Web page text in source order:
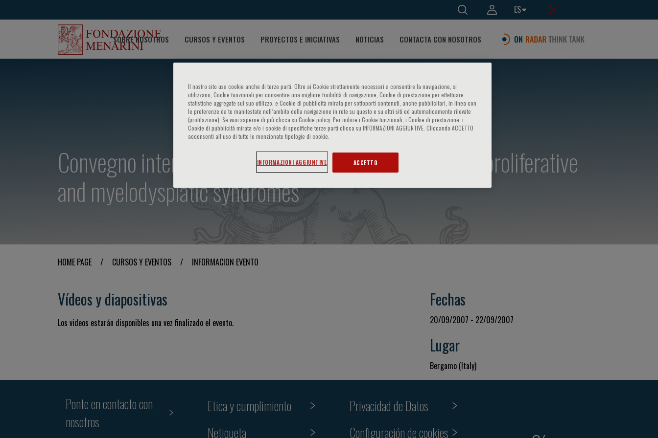
ES
SOBRE NOSOTROS CURSOS Y EVENTOS PROYECTOS E INICIATIVAS NOTICIAS CONTACTA CON NOSOTROS
Convegno internazionale - Focus in hematology: myeloproliferative
and myelodysplatic syndromes
HOME PAGE / CURSOS Y EVENTOS / INFORMACION EVENTO
Vídeos y diapositivas
Los videos estarán disponibles una vez finalizado el evento.
Fechas
20/09/2007 - 22/09/2007
Lugar
Bergamo (Italy)
Ponte en contacto con
nosotros
Etica y cumplimiento
Netiqueta
Privacidad de Datos
Configuración de cookies
Il nostro sito usa cookie anche di terze parti. Oltre ai Cookie strettamente necessari a consentire la navigazione, si
utilizzano, Cookie funzionali per consentire una migliore fruibilità di navigazione, Cookie di prestazione per effettuare
statistiche aggregate sul suo utilizzo, e Cookie di pubblicità mirata per sottoporti contenuti, anche pubblicitari, in linea con
le preferenze da te manifestate nell‘ambito della navigazione in rete su questo e su altri siti ed automaticamente rilevate
(profilazione). Se vuoi saperne di più clicca su Cookie policy. Per inibire i Cookie funzionali, i Cookie di prestazione, i
Cookie di pubblicità mirata e/o i cookie di specifiche terze parti clicca su INFORMAZIONI AGGIUNTIVE. Cliccando ACCETTO
acconsenti all’uso di tutte le menzionate tipologie di cookie.
INFORMAZIONI AGGIUNTIVE ACCETTO